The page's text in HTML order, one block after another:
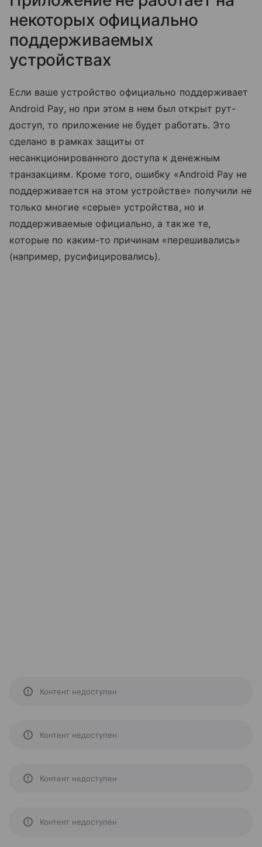
некоторых официально
поддерживаемых
устройствах
Если ваше устройство официально поддерживает
Android Pay, но при этом в нем был открыт рут-
доступ, то приложение не будет работать. Это
сделано в рамках защиты от
несанкционированного доступа к денежным
транзакциям. Кроме того, ошибку «Android Pay не
поддерживается на этом устройстве» получили не
только многие «серые» устройства, но и
поддерживаемые официально, а также те,
которые по каким-то причинам «перешивались»
(например, русифицировались).
Контент недоступен
Контент недоступен
Контент недоступен
Контент недоступен